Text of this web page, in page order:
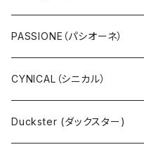
Ｔシャツ・シャツ（半袖）
プルオーバー
パーカ・フード
MONiLE（モニーレ）
ANTGAUGE（アントゲージ）
C.C.CROSS（シーシークロス）
PASSIONE（パシオーネ）
CYNICAL（シニカル）
Duckster (ダックスター)